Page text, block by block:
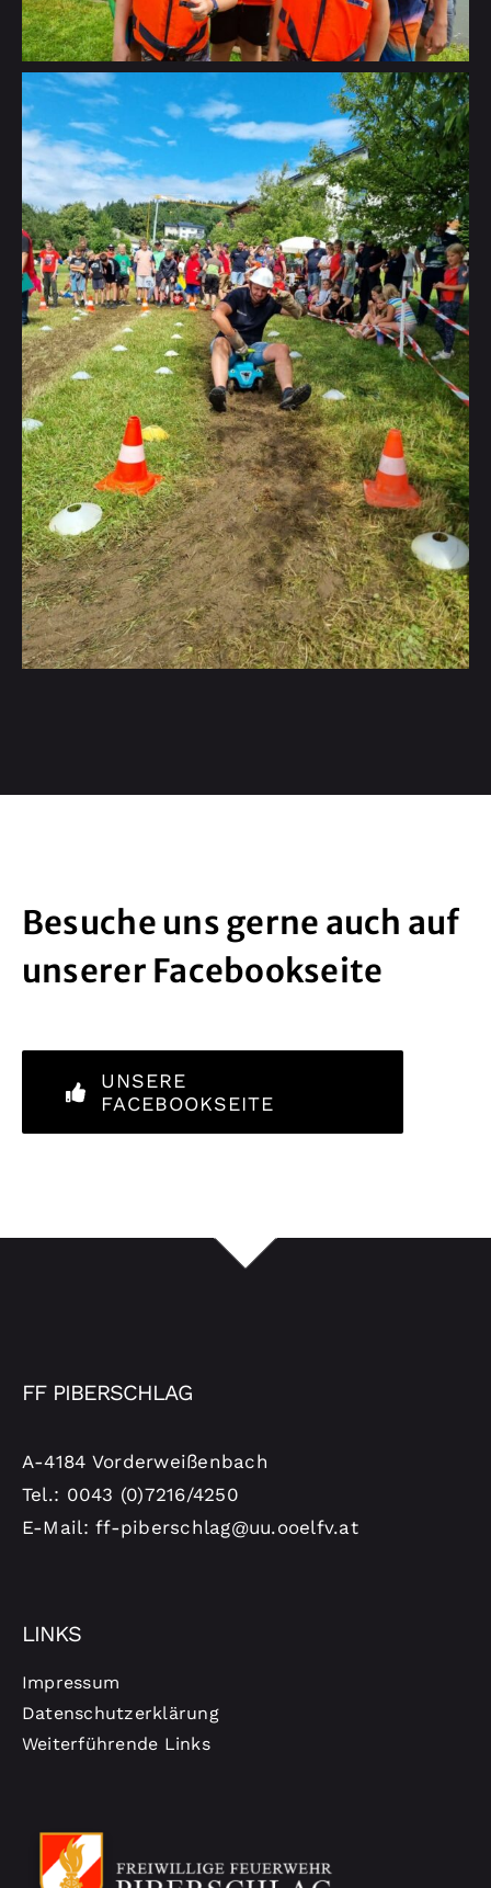
Besuche uns gerne auch auf
unserer Facebookseite
UNSERE
FACEBOOKSEITE
FF PIBERSCHLAG
A-4184 Vorderweißenbach
Tel.: 0043 (0)7216/4250
E-Mail: ff-piberschlag@uu.ooelfv.at
LINKS
Impressum
Datenschutzerklärung
Weiterführende Links